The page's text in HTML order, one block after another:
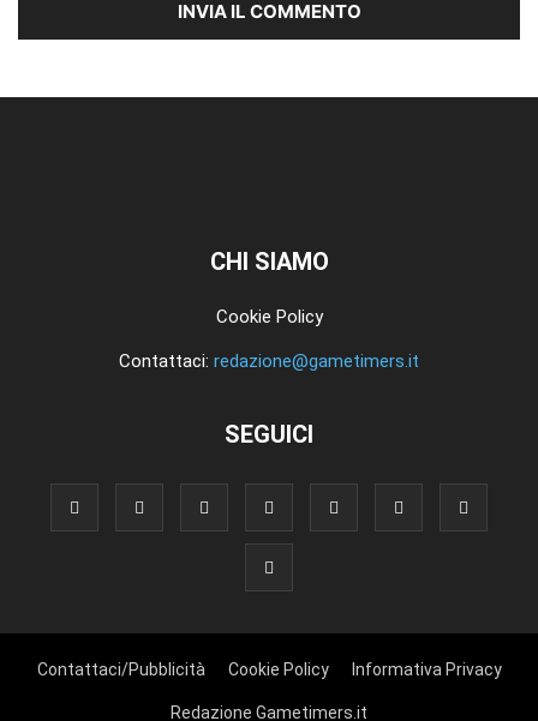
CHI SIAMO
Cookie Policy
Contattaci: redazione@gametimers.it
SEGUICI
Contattaci/Pubblicità Cookie Policy Informativa Privacy
Redazione Gametimers.it